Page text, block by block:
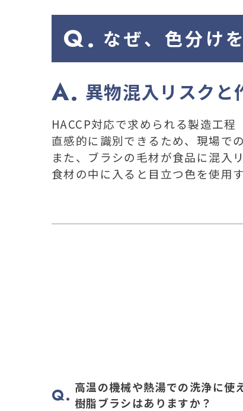
なぜ、色分け
異物混入リスクと
HACCP対応で求められる製造工
直感的に識別できるため、現場で
また、ブラシの毛材が食品に混入
食材の中に入ると目立つ色を使用
高温の機械や熱湯での洗浄に使
樹脂ブラシはありますか？